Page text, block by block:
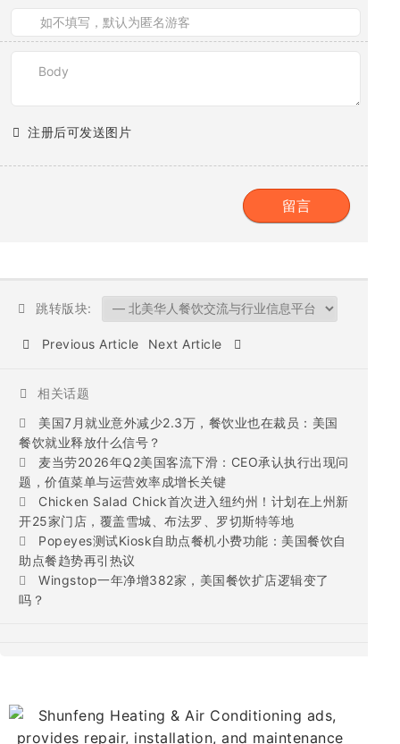
注册后可发送图片
跳转版块:
Previous Article Next Article
相关话题
美国7月就业意外减少2.3万，餐饮业也在裁员：美国
餐饮就业释放什么信号？
麦当劳2026年Q2美国客流下滑：CEO承认执行出现问
题，价值菜单与运营效率成增长关键
Chicken Salad Chick首次进入纽约州！计划在上州新
开25家门店，覆盖雪城、布法罗、罗切斯特等地
Popeyes测试Kiosk自助点餐机小费功能：美国餐饮自
助点餐趋势再引热议
Wingstop一年净增382家，美国餐饮扩店逻辑变了
吗？